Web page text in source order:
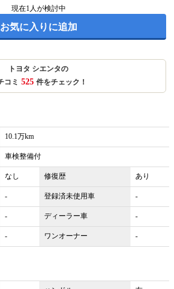
現在1人が検討中
お気に入りに追加
トヨタ シエンタの
コミ 525 件をチェック！
10.1万km
車検整備付
なし 修復歴 あり
- 登録済未使用車 -
- ディーラー車 -
- ワンオーナー -